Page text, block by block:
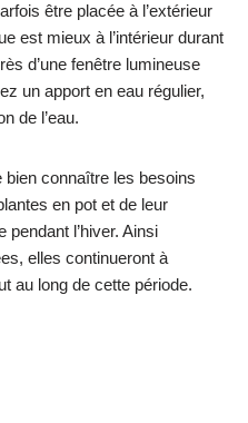
être placée à l’extérieur
est mieux à l’intérieur durant
d’une fenêtre lumineuse
un apport en eau régulier,
de l’eau.
connaître les besoins
en pot et de leur
pendant l’hiver. Ainsi
elles continueront à
au long de cette période.